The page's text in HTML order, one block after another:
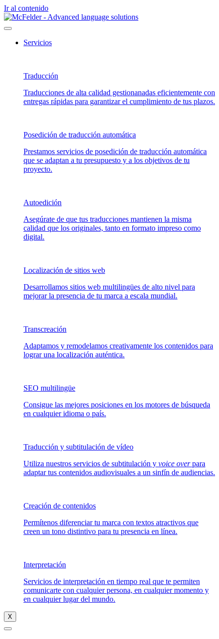
Ir al contenido
Servicios
Traducción
Traducciones de alta calidad gestionanadas eficientemente con
entregas rápidas para garantizar el cumplimiento de tus plazos.
Posedición de traducción automática
Prestamos servicios de posedición de traducción automática
que se adaptan a tu presupuesto y a los objetivos de tu
proyecto.
Autoedición
Asegúrate de que tus traducciones mantienen la misma
calidad que los originales, tanto en formato impreso como
digital.
Localización de sitios web
Desarrollamos sitios web multilingües de alto nivel para
mejorar la presencia de tu marca a escala mundial.
Transcreación
Adaptamos y remodelamos creativamente los contenidos para
lograr una localización auténtica.
SEO multilingüe
Consigue las mejores posiciones en los motores de búsqueda
en cualquier idioma o país.
Traducción y subtitulación de vídeo
Utiliza nuestros servicios de subtitulación y voice overpara
adaptar tus contenidos audiovisuales a un sinfín de audiencias.
Creación de contenidos
Permítenos diferenciar tu marca con textos atractivos que
creen un tono distintivo para tu presencia en línea.
Interpretación
Servicios de interpretación en tiempo real que te permiten
comunicarte con cualquier persona, en cualquier momento y
en cualquier lugar del mundo.
X